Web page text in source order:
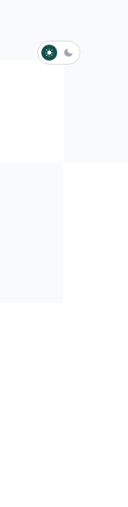
淺色模式
深色模式